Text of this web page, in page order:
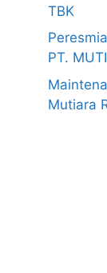
TBK
PT.
Mutiara